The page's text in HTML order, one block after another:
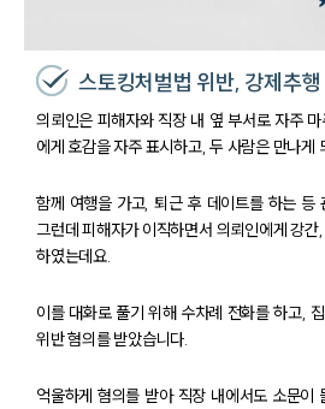
스토킹처벌법 위반, 강제추행
의뢰인은 피해자와 직장 내 옆 부서로 자주
에게 호감을 자주 표시하고, 두 사람은 만나게
함께 여행을 가고, 퇴근 후 데이트를 하는 등
그런데 피해자가 이직하면서 의뢰인에게 강
하였는데요.
이를 대화로 풀기 위해 수차례 전화를 하고,
위반 혐의를 받았습니다.
억울하게 혐의를 받아 직장 내에서도 소문이